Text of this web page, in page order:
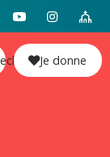
Je donne